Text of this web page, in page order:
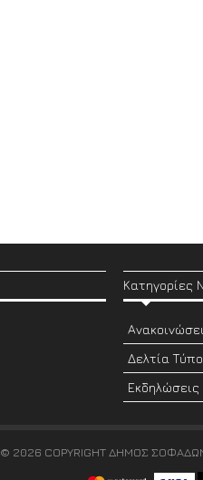
Κατηγορίες
Δελτία
Εκδηλώσεις
© 2026 COPYRIGHT ΔΗΜΟΣ ΣΟΦΑΔΩΝ